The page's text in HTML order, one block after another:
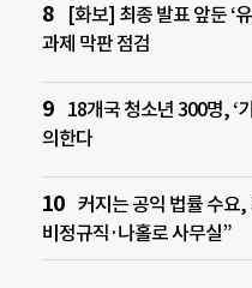
[화보] 최종 발표 앞둔 ‘
과제 막판 점검
18개국 청소년 300명, ‘
의한다
커지는 공익 법률 수
비정규직·나홀로 사무실”